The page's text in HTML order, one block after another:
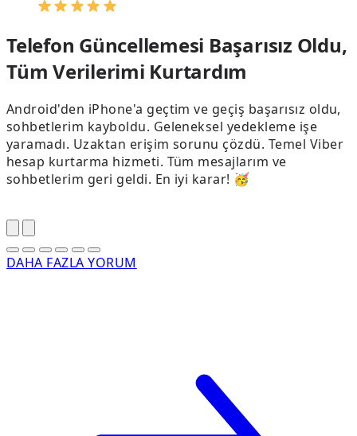
Telefon Güncellemesi Başarısız Oldu,
Tüm Verilerimi Kurtardım
Android'den iPhone'a geçtim ve geçiş başarısız oldu,
sohbetlerim kayboldu. Geleneksel yedekleme işe
yaramadı. Uzaktan erişim sorunu çözdü. Temel Viber
hesap kurtarma hizmeti. Tüm mesajlarım ve
sohbetlerim geri geldi. En iyi karar! 🥳
DAHA FAZLA YORUM